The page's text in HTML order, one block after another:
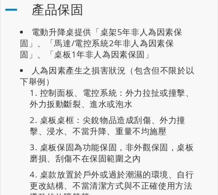
產品保固
電動升降桌提供「桌架5年非人為因素保
固」、「馬達/電控系統2年非人為因素保
固」、「桌板1年非人為因素保固」
人為因素產生之損害狀況（包含但不限於以
下舉例）
控制面板、電控系統：外力拉扯或撞擊、
外力扳動斷裂、進水或泡水
桌板桌框：尖銳物品造成刮傷、外力撞
擊、浸水、不當升降、重量不均施壓
桌板保固為功能保固，非外觀保固，桌板
磨損、刮傷不在保固範圍之內
桌款放置於戶外或過於潮濕的環境、自行
更改結構、不當清潔方式與不正確使用方法